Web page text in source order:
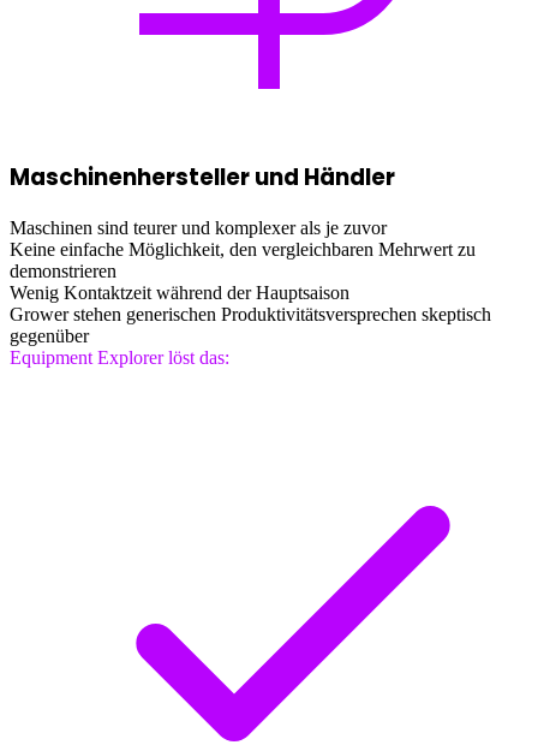
Maschinenhersteller und Händler
Maschinen sind teurer und komplexer als je zuvor
Keine einfache Möglichkeit, den vergleichbaren Mehrwert zu
demonstrieren
Wenig Kontaktzeit während der Hauptsaison
Grower stehen generischen Produktivitätsversprechen skeptisch
gegenüber
Equipment Explorer löst das: